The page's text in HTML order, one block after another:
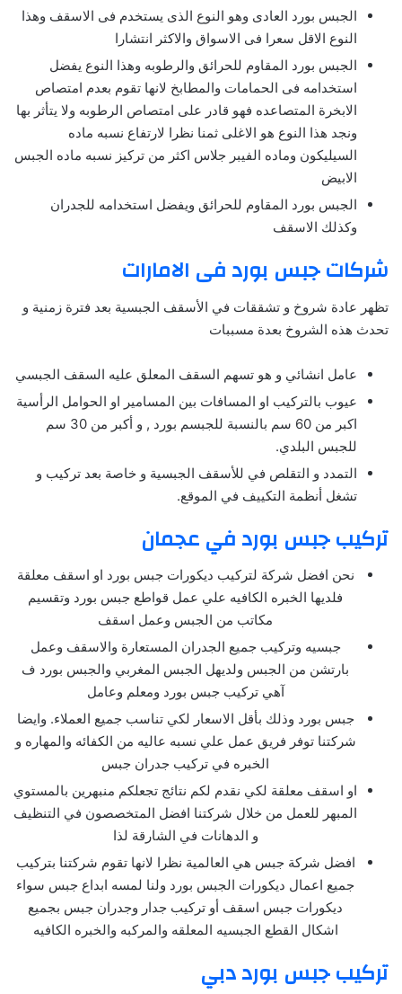
الجبس بورد العادى وهو النوع الذى يستخدم فى الاسقف وهذا
النوع الاقل سعرا فى الاسواق والاكثر انتشارا
الجبس بورد المقاوم للحرائق والرطوبه وهذا النوع يفضل
استخدامه فى الحمامات والمطابخ لانها تقوم بعدم امتصاص
الابخرة المتصاعده فهو قادر على امتصاص الرطوبه ولا يتأثر بها
ونجد هذا النوع هو الاغلى ثمنا نظرا لارتفاع نسبه ماده
السيليكون وماده الفيبر جلاس اكثر من تركيز نسبه ماده الجبس
الابيض
الجبس بورد المقاوم للحرائق ويفضل استخدامه للجدران
وكذلك الاسقف
شركات جبس بورد فى الامارات
تظهر عادة شروخ و تشققات في الأسقف الجبسية بعد فترة زمنية و
تحدث هذه الشروخ بعدة مسببات
عامل انشائي و هو تسهم السقف المعلق عليه السقف الجبسي
عيوب بالتركيب او المسافات بين المسامير او الحوامل الرأسية
اكبر من 60 سم بالنسبة للجبسم بورد , و أكبر من 30 سم
للجبس البلدي.
التمدد و التقلص في للأسقف الجبسية و خاصة بعد تركيب و
تشغل أنظمة التكييف في الموقع.
تركيب جبس بورد في عجمان
نحن افضل شركة لتركيب ديكورات جبس بورد او اسقف معلقة
فلديها الخبره الكافيه علي عمل قواطع جبس بورد وتقسيم
مكاتب من الجبس وعمل اسقف
جبسيه وتركيب جميع الجدران المستعارة والاسقف وعمل
بارتشن من الجبس ولديهل الجبس المغربي والجبس بورد ف
آهي تركيب جبس بورد ومعلم وعامل
جبس بورد وذلك بأقل الاسعار لكي تناسب جميع العملاء. وايضا
شركتنا توفر فريق عمل علي نسبه عاليه من الكفائه والمهاره و
الخبره في تركيب جدران جبس
او اسقف معلقة لكي نقدم لكم نتائج تجعلكم منبهرين بالمستوي
المبهر للعمل من خلال شركتنا افضل المتخصصون في التنظيف
و الدهانات في الشارقة لذا
افضل شركة جبس هي العالمية نظرا لانها تقوم شركتنا بتركيب
جميع اعمال ديكورات الجبس بورد ولنا لمسه ابداع جبس سواء
ديكورات جبس اسقف أو تركيب جدار وجدران جبس بجميع
اشكال القطع الجبسيه المعلقه والمركبه والخبره الكافيه
تركيب جبس بورد دبي